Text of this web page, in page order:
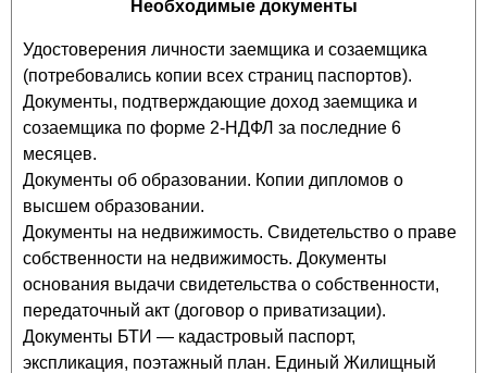
Необходимые документы
Удостоверения личности заемщика и созаемщика
(потребовались копии всех страниц паспортов).
Документы, подтверждающие доход заемщика и
созаемщика по форме 2-НДФЛ за последние 6
месяцев.
Документы об образовании. Копии дипломов о
высшем образовании.
Документы на недвижимость. Свидетельство о праве
собственности на недвижимость. Документы
основания выдачи свидетельства о собственности,
передаточный акт (договор о приватизации).
Документы БТИ — кадастровый паспорт,
экспликация, поэтажный план. Единый Жилищный